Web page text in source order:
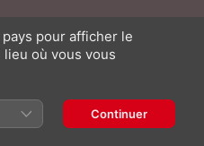
pour afficher le
où vous vous
Continuer